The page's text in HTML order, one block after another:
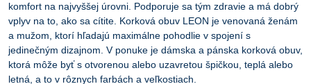
komfort na najvyššej úrovni. Podporuje sa tým zdravie a má dobrý
vplyv na to, ako sa cítite. Korková obuv LEON je venovaná ženám
a mužom, ktorí hľadajú maximálne pohodlie v spojení s
jedinečným dizajnom. V ponuke je dámska a pánska korková obuv,
ktorá môže byť s otvorenou alebo uzavretou špičkou, teplá alebo
letná, a to v rôznych farbách a veľkostiach.